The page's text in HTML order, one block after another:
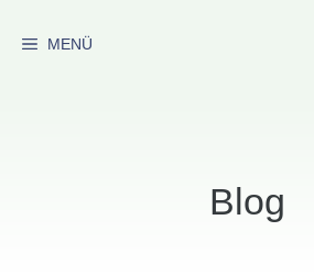
Inhalt
MENÜ
Blog